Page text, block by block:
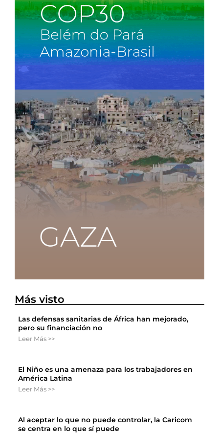
Más visto
Las defensas sanitarias de África han mejorado,
pero su financiación no
Leer Más >>
El Niño es una amenaza para los trabajadores en
América Latina
Leer Más >>
Al aceptar lo que no puede controlar, la Caricom
se centra en lo que sí puede